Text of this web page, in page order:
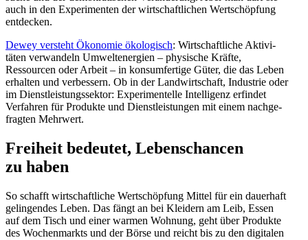
auch in den Experi­menten der wirtschaft­lichen Wertschöpfung
entdecken.
Dewey versteht Ökonomie ökolo­gisch: Wirtschaft­liche Aktivi­
täten verwandeln Umwelt­energien – physische Kräfte,
Ressourcen oder Arbeit – in konsum­fertige Güter, die das Leben
erhalten und verbessern. Ob in der Landwirt­schaft, Industrie oder
im Dienst­leis­tungs­sektor: Experi­men­telle Intel­ligenz erfindet
Verfahren für Produkte und Dienst­leis­tungen mit einem nachge­
fragten Mehrwert.
Freiheit bedeutet, Lebens­chancen
zu haben
So schafft wirtschaft­liche Wertschöpfung Mittel für ein dauerhaft
gelin­gendes Leben. Das fängt an bei Kleidern am Leib, Essen
auf dem Tisch und einer warmen Wohnung, geht über Produkte
des Wochen­markts und der Börse und reicht bis zu den digitalen